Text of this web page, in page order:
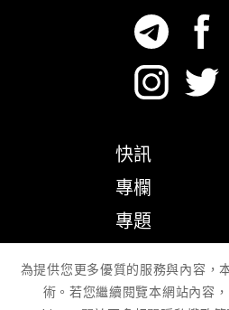
快訊
專欄
專題
為提供您更多優質的服務與內容，
術。若您繼續閱覽本網站內容